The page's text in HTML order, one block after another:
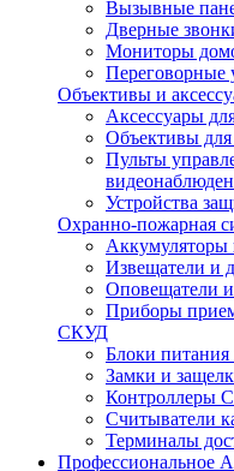
Вызывные
Дверные
Мониторы
Переговорные
Объективы и
Аксессуары
Объективы
Пульты
Устройства
Охранно-пожарная
Извещатели и
Оповещатели и
Приборы
СКУД
Блоки
Замки и
Контроллеры
Считыватели
Терминалы
Профессиональное